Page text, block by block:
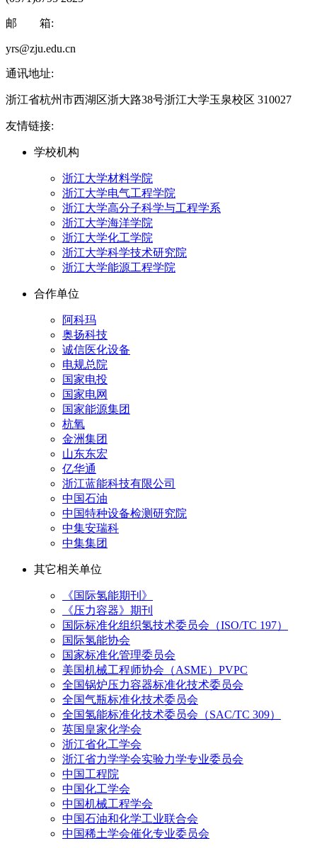
邮 箱:
yrs@zju.edu.cn
通讯地址:
浙江省杭州市西湖区浙大路38号浙江大学玉泉校区 310027
友情链接:
学校机构
浙江大学材料学院
浙江大学电气工程学院
浙江大学高分子科学与工程学系
浙江大学海洋学院
浙江大学化工学院
浙江大学科学技术研究院
浙江大学能源工程学院
合作单位
阿科玛
奥扬科技
诚信医化设备
电规总院
国家电投
国家电网
国家能源集团
杭氧
金洲集团
山东东宏
亿华通
浙江蓝能科技有限公司
中国石油
中国特种设备检测研究院
中集安瑞科
中集集团
其它相关单位
《国际氢能期刊》
《压力容器》期刊
国际标准化组织氢技术委员会（ISO/TC 197）
国际氢能协会
国家标准化管理委员会
美国机械工程师协会（ASME）PVPC
全国锅炉压力容器标准化技术委员会
全国气瓶标准化技术委员会
全国氢能标准化技术委员会（SAC/TC 309）
英国皇家化学会
浙江省化工学会
浙江省力学学会实验力学专业委员会
中国工程院
中国化工学会
中国机械工程学会
中国石油和化学工业联合会
中国稀土学会催化专业委员会